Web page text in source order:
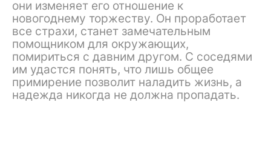
они изменяет его отношение к
новогоднему торжеству. Он проработает
все страхи, станет замечательным
помощником для окружающих,
помириться с давним другом. С соседями
им удастся понять, что лишь общее
примирение позволит наладить жизнь, а
надежда никогда не должна пропадать.